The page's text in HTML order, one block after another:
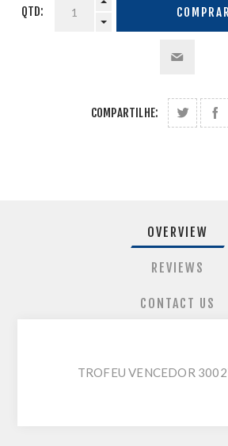
QTD: COMPRAR
COMPARTILHE:
OVERVIEW
REVIEWS
CONTACT US
TROFEU VENCEDOR